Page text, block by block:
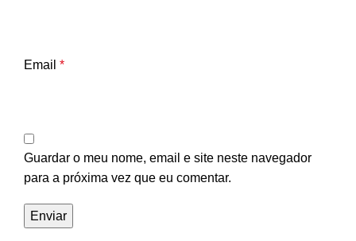
Email *
Guardar o meu nome, email e site neste navegador
para a próxima vez que eu comentar.